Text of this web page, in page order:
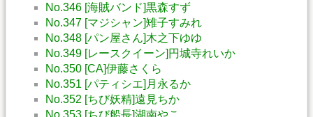
No.346 [海賊バンド]黒森すず
No.347 [マジシャン]雉子すみれ
No.348 [パン屋さん]木之下ゆゆ
No.349 [レースクイーン]円城寺れいか
No.350 [CA]伊藤さくら
No.351 [パティシエ]月永るか
No.352 [ちび妖精]遠見ちか